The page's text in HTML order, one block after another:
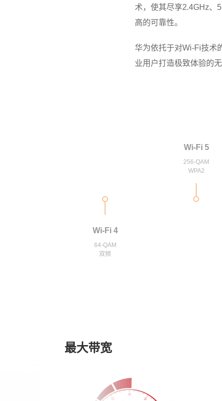
术，使其尽享2.4GHz、
高的可靠性。
华为依托于对Wi-Fi技术
业用户打造极致体验的
Wi-Fi 4
64-QАМ
双频
Wi-Fi 5
256-QAM
WPA2
最大带宽